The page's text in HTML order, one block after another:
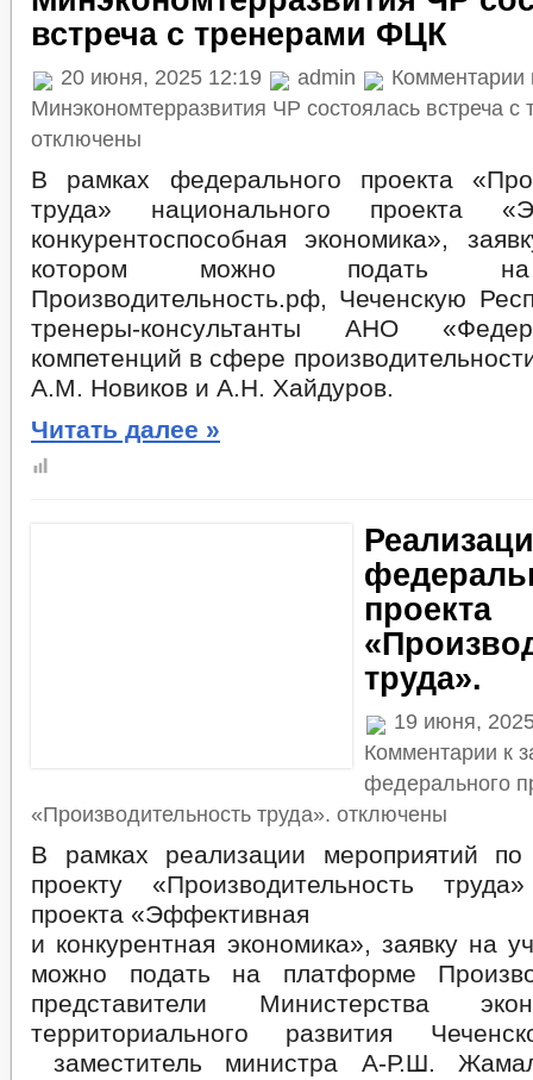
встреча с тренерами ФЦК
20 июня, 2025 12:19 admin Комментарии
Минэкономтерразвития ЧР состоялась встреча
отключены
В рамках федерального проекта
труда» национального проекта
конкурентоспособная экономика»,
котором можно подать на
Производительность.рф, Чеченскую
тренеры-консультанты АНО
компетенций в сфере
А.М. Новиков и А.Н. Хайдуров.
Читать далее »
проекта
труда».
19 июня,
Комментарии к
федерального
«Производительность труда». отключены
В рамках реализации мероприятий
проекту «Производительность
проекта «Эффективная
и конкурентная экономика», заявку на
можно подать на платформе
представители Министерства
территориального развития
заместитель министра А-Р.Ш.